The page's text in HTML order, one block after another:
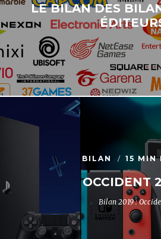
LE BILAN DES
BILAN 15 MIN
OCCIDENT
Bilan 2019 :